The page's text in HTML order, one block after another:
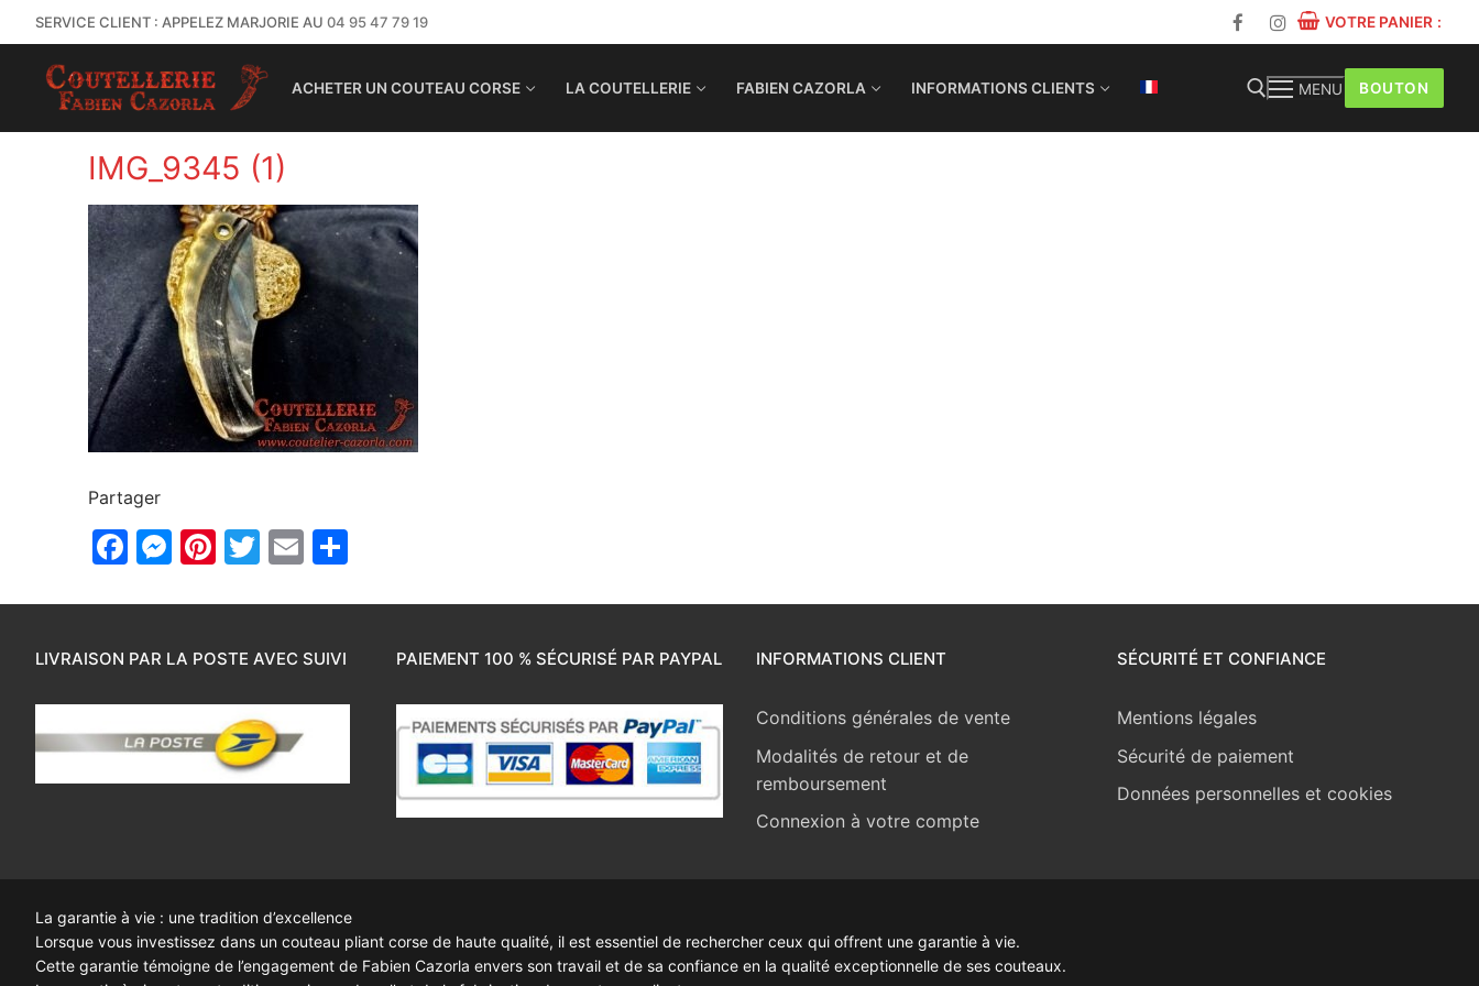
SERVICE CLIENT : APPELEZ MARJORIE AU 04 95 47 79 19 VOTRE PANIER :
ACHETER UN COUTEAU CORSE LA COUTELLERIE FABIEN CAZORLA INFORMATIONS CLIENTS MENU BOUTON
IMG_9345 (1)
Partager
Facebook
Messenger
Pinterest
Twitter
Email
LIVRAISON PAR LA POSTE AVEC SUIVI PAIEMENT 100 % SÉCURISÉ PAR PAYPAL INFORMATIONS CLIENT
Conditions générales de vente
Modalités de retour et de
remboursement
Connexion à votre compte
SÉCURITÉ ET CONFIANCE
Mentions légales
Sécurité de paiement
Données personnelles et cookies
La garantie à vie : une tradition d’excellence
Lorsque vous investissez dans un couteau pliant corse de haute qualité, il est essentiel de rechercher ceux qui offrent une garantie à vie.
Cette garantie témoigne de l’engagement de Fabien Cazorla envers son travail et de sa confiance en la qualité exceptionnelle de ses couteaux.